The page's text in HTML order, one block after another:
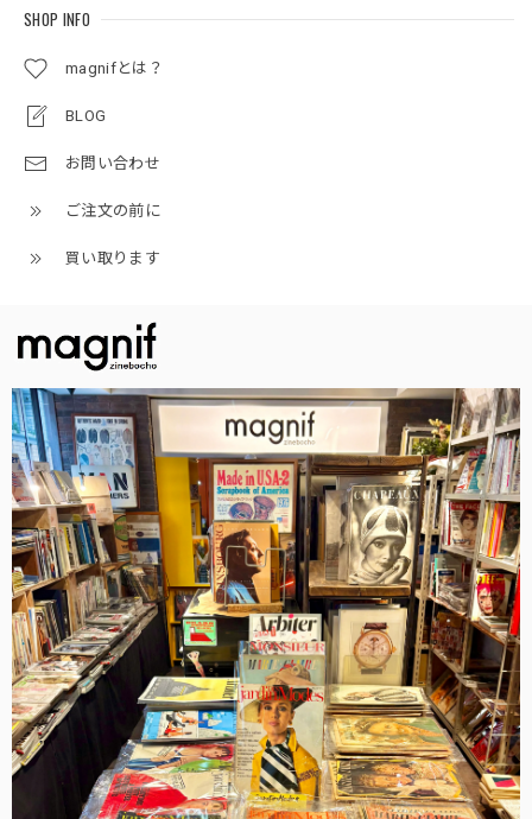
SHOP INFO
magnifとは？
BLOG
お問い合わせ
ご注文の前に
買い取ります